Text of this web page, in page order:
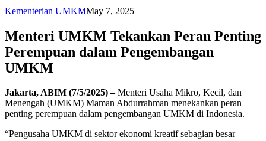
Kementerian UMKMMay 7, 2025
Menteri UMKM Tekankan Peran Penting
Perempuan dalam Pengembangan
UMKM
Jakarta, ABIM (7/5/2025) –Menteri Usaha Mikro, Kecil, dan
Menengah (UMKM) Maman Abdurrahman menekankan peran
penting perempuan dalam pengembangan UMKM di Indonesia.
“Pengusaha UMKM di sektor ekonomi kreatif sebagian besar